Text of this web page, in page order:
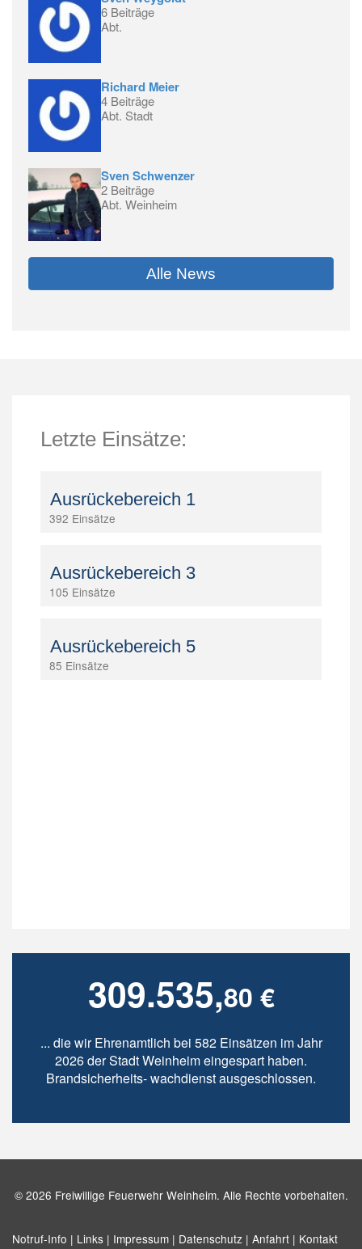
6 Beiträge
Abt.
Richard Meier
4 Beiträge
Abt. Stadt
Sven Schwenzer
2 Beiträge
Abt. Weinheim
Alle News
Letzte Einsätze:
Ausrückebereich 1
392 Einsätze
Ausrückebereich 3
105 Einsätze
Ausrückebereich 5
85 Einsätze
309.535,80 €
... die wir Ehrenamtlich bei 582 Einsätzen im Jahr
2026 der Stadt Weinheim eingespart haben.
Brandsicherheits- wachdienst ausgeschlossen.
© 2026 Freiwillige Feuerwehr Weinheim. Alle Rechte vorbehalten.
Notruf-Info | Links | Impressum | Datenschutz | Anfahrt | Kontakt